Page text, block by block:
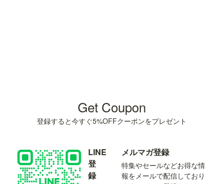
Get Coupon
登録すると今すぐ5%OFFクーポンをプレゼント
LINE
登
録
メルマガ登録
特集やセールなどお得な情
報をメールで配信しており